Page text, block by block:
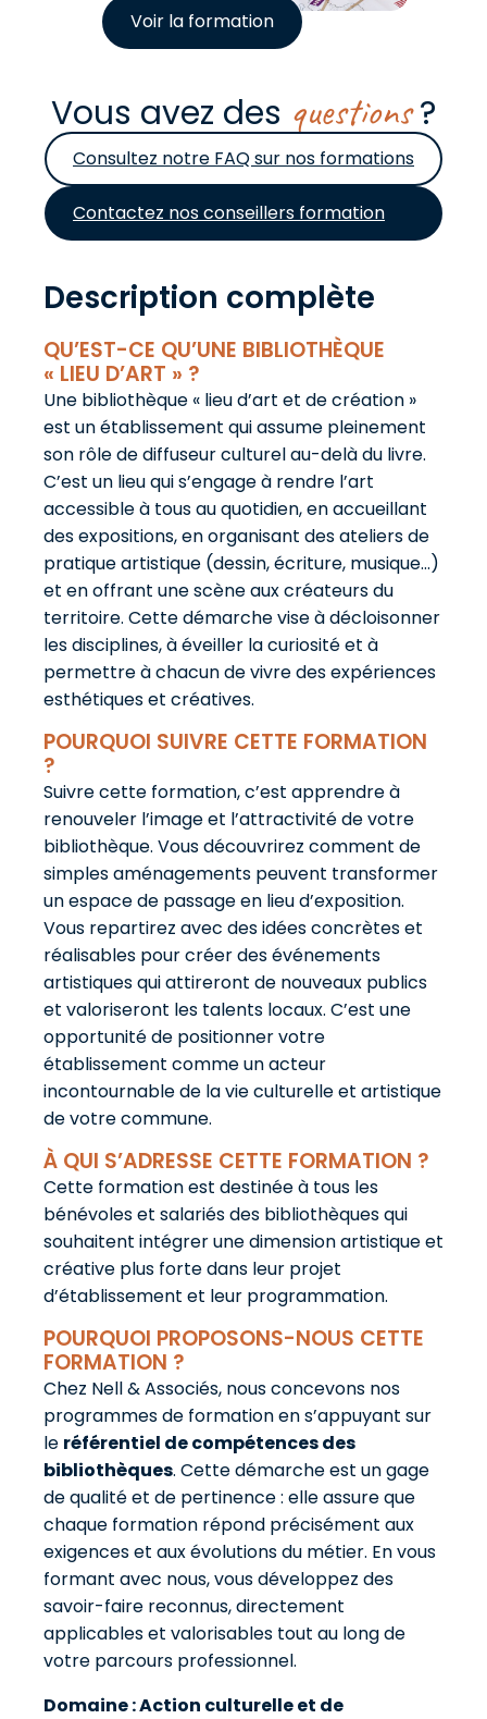
Voir la formation
Vous avez des questions?
Consultez notre FAQ sur nos formations
Contactez nos conseillers formation
Description complète
QU’EST-CE QU’UNE BIBLIOTHÈQUE
« LIEU D’ART » ?
Une bibliothèque « lieu d’art et de création »
est un établissement qui assume pleinement
son rôle de diffuseur culturel au-delà du livre.
C’est un lieu qui s’engage à rendre l’art
accessible à tous au quotidien, en accueillant
des expositions, en organisant des ateliers de
pratique artistique (dessin, écriture, musique…)
et en offrant une scène aux créateurs du
territoire. Cette démarche vise à décloisonner
les disciplines, à éveiller la curiosité et à
permettre à chacun de vivre des expériences
esthétiques et créatives.
POURQUOI SUIVRE CETTE FORMATION
?
Suivre cette formation, c’est apprendre à
renouveler l’image et l’attractivité de votre
bibliothèque. Vous découvrirez comment de
simples aménagements peuvent transformer
un espace de passage en lieu d’exposition.
Vous repartirez avec des idées concrètes et
réalisables pour créer des événements
artistiques qui attireront de nouveaux publics
et valoriseront les talents locaux. C’est une
opportunité de positionner votre
établissement comme un acteur
incontournable de la vie culturelle et artistique
de votre commune.
À QUI S’ADRESSE CETTE FORMATION ?
Cette formation est destinée à tous les
bénévoles et salariés des bibliothèques qui
souhaitent intégrer une dimension artistique et
créative plus forte dans leur projet
d’établissement et leur programmation.
POURQUOI PROPOSONS-NOUS CETTE
FORMATION ?
Chez Nell & Associés, nous concevons nos
programmes de formation en s’appuyant sur
le référentiel de compétences des
bibliothèques. Cette démarche est un gage
de qualité et de pertinence : elle assure que
chaque formation répond précisément aux
exigences et aux évolutions du métier. En vous
formant avec nous, vous développez des
savoir-faire reconnus, directement
applicables et valorisables tout au long de
votre parcours professionnel.
Domaine : Action culturelle et de